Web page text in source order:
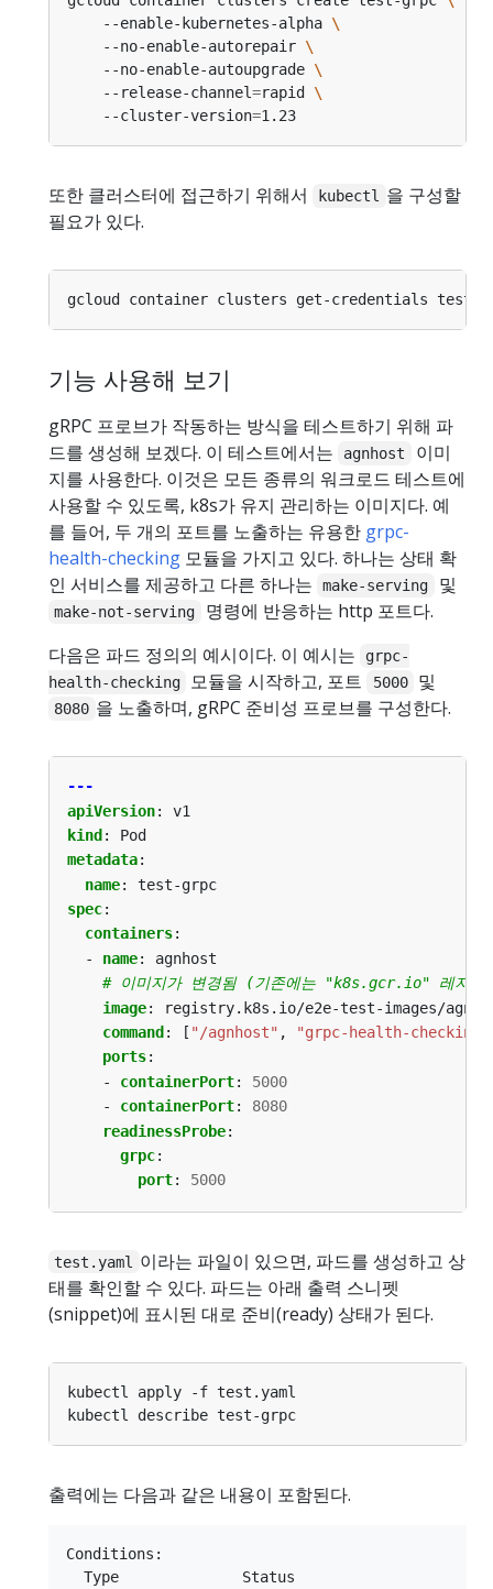
    --enable-kubernetes-alpha
    --no-enable-autorepair
    --no-enable-autoupgrade
    --release-channel
=rapid
    --cluster-version
=
또한 클러스터에 접근하기 위해서 kubectl
을 구성할
필요가 있다.
기능 사용해 보기
gRPC 프로브가 작동하는 방식을 테스트하기 위해 파
드를 생성해 보겠다. 이 테스트에서는
agnhost
이미
지를 사용한다. 이것은 모든 종류의 워크로드 테스트에
사용할 수 있도록, k8s가 유지 관리하는 이미지다. 예
를 들어, 두 개의 포트를 노출하는 유용한 grpc-
health-checking 모듈을 가지고 있다. 하나는 상태 확
인 서비스를 제공하고 다른 하나는
make-serving 및
make-not-serving
명령에 반응하는 http 포트다.
다음은 파드 정의의 예시이다. 이 예시는
grpc-
health-checking
모듈을 시작하고, 포트 5000 및
8080 을 노출하며, gRPC 준비성 프로브를 구성한다.
---
apiVersion:
v1
kind :
Pod
metadata:
name:
test-grpc
spec:
containers:
- name:
agnhost
# 이미지가 변경됨 (기존에는 "k8s.gcr.io" 레지스
image:
registry.k8s.io/e2e-test-images/
command : [ "/agnhost" , "grpc-health-checking"
ports:
- containerPort:
5000
- containerPort:
8080
readinessProbe:
grpc:
port: 5000
test.yaml
이라는 파일이 있으면, 파드를 생성하고 상
태를 확인할 수 있다. 파드는 아래 출력 스니펫
(snippet)에 표시된 대로 준비(ready) 상태가 된다.
출력에는 다음과 같은 내용이 포함된다.
Conditions:
  Type              Status